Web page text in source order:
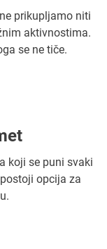
prikupljamo niti
aktivnostima.
se ne tiče.
koji se puni svaki
opcija za